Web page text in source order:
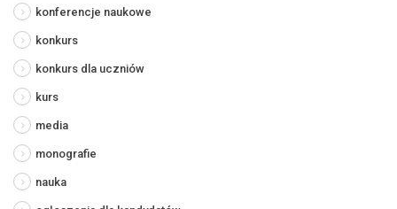
konferencje naukowe
konkurs
konkurs dla uczniów
kurs
media
monografie
nauka